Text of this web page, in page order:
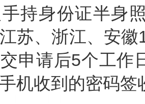
持身份证半身
江苏、浙江、安
申请后5个工作
机收到的密码